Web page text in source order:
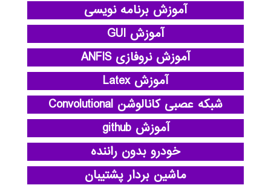
آموزش برنامه نویسی
آموزش GUI
آموزش نروفازی ANFIS
آموزش Latex
شبکه عصبی کانالوشن Convolutional
آموزش github
خودرو بدون راننده
ماشین بردار پشتیبان